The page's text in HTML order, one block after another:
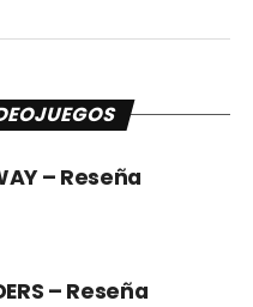
– Reseña
– Reseña